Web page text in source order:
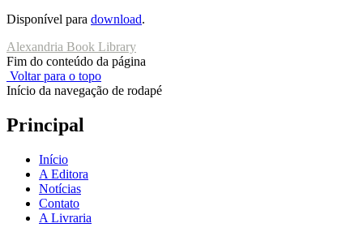
Disponível para download.
Alexandria Book Library
Fim do conteúdo da página
Voltar para o topo
Início da navegação de rodapé
Principal
Início
A Editora
Notícias
Contato
A Livraria